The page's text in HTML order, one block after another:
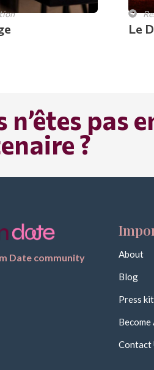
Le
n’êtes pas
?
Date community About
Blog
Press kit
Contact